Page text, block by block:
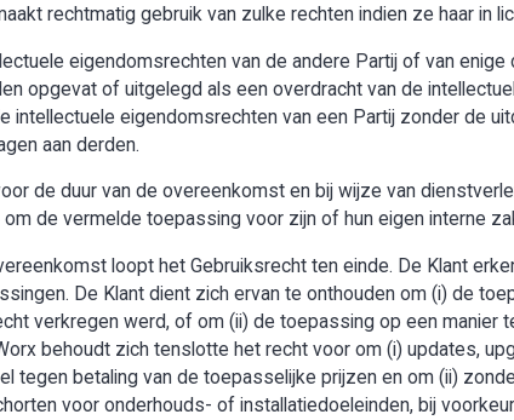
rechtmatig gebruik van zulke rechten indien ze haar in
eigendomsrechten van de andere Partij of van
opgevat of uitgelegd als een overdracht van de
intellectuele eigendomsrechten van een Partij zonder de
aan derden.
de duur van de overeenkomst en bij wijze van
de vermelde toepassing voor zijn of hun eigen interne
loopt het Gebruiksrecht ten einde. De Klant
De Klant dient zich ervan te onthouden om (i) de
verkregen werd, of om (ii) de toepassing op een manier
behoudt zich tenslotte het recht voor om (i) updates,
tegen betaling van de toepasselijke prijzen en om (ii)
voor onderhouds- of installatiedoeleinden, bij